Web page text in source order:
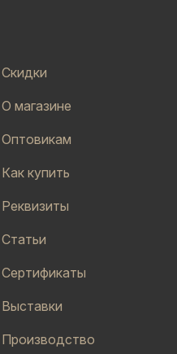
Скидки
О магазине
Оптовикам
Как купить
Реквизиты
Статьи
Сертификаты
Выставки
Производство